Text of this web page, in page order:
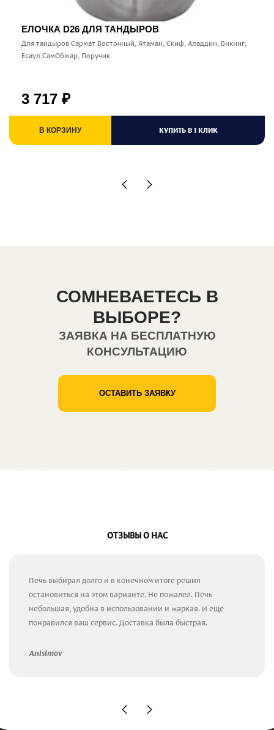
ЕЛОЧКА D26 ДЛЯ ТАНДЫРОВ
Для тандыров Сармат Восточный, Атаман, Скиф, Аладдин, Викинг,
Есаул,СамОбжар, Поручик.
3 717 ₽
В КОРЗИНУ КУПИТЬ В 1 КЛИК
СОМНЕВАЕТЕСЬ В
ВЫБОРЕ?
ЗАЯВКА НА БЕСПЛАТНУЮ
КОНСУЛЬТАЦИЮ
ОСТАВИТЬ ЗАЯВКУ
ОТЗЫВЫ О НАС
Печь выбирал долго и в конечном итоге решил
остановиться на этом варианте. Не пожалел. Печь
небольшая, удобна в использовании и жаркая. И еще
понравился ваш сервис. Доставка была быстрая.
Anisimov